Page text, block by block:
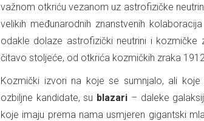
važnom otkriću vezanom uz astrofizičke
velikih međunarodnih znanstvenih
odakle dolaze astrofizički neutrini i kozmičke
čitavo stoljeće, od otkrića kozmičkih zraka
Kozmički izvori na koje se sumnjalo, ali
ozbiljne kandidate, su blazari – daleke
koje imaju prema nama usmjeren gigantski